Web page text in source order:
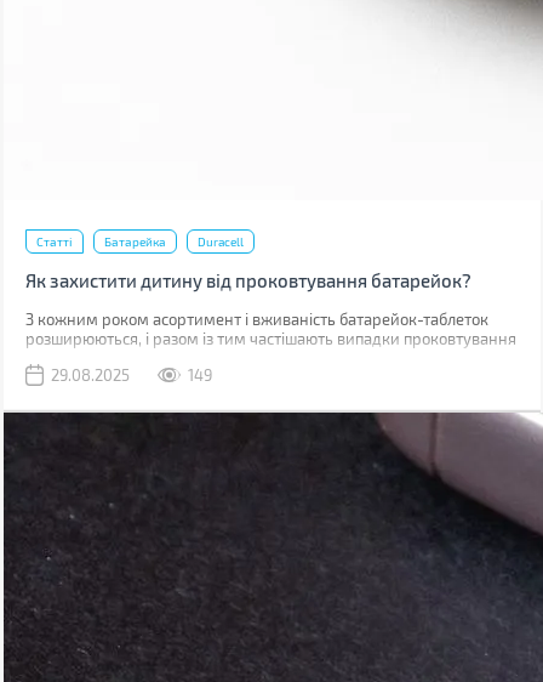
Статті Батарейка Duracell
Як захистити дитину від проковтування батарейок?
З кожним роком асортимент і вживаність батарейок-таблеток
розширюються, і разом із тим частішають випадки проковтування
від такої потенційно небезпечної ситуації та що для цього робить
29.08.2025 149